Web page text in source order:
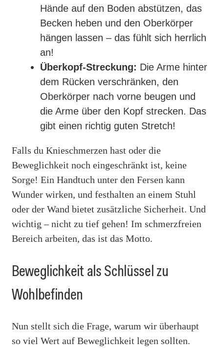
Hände auf den Boden abstützen, das
Becken heben und den Oberkörper
hängen lassen – das fühlt sich herrlich
an!
Überkopf-Streckung: Die Arme hinter
dem Rücken verschränken, den
Oberkörper nach vorne beugen und
die Arme über den Kopf strecken. Das
gibt einen richtig guten Stretch!
Falls du Knieschmerzen hast oder die
Beweglichkeit noch eingeschränkt ist, keine
Sorge! Ein Handtuch unter den Fersen kann
Wunder wirken, und festhalten an einem Stuhl
oder der Wand bietet zusätzliche Sicherheit. Und
wichtig – nicht zu tief gehen! Im schmerzfreien
Bereich arbeiten, das ist das Motto.
Beweglichkeit als Schlüssel zu
Wohlbefinden
Nun stellt sich die Frage, warum wir überhaupt
so viel Wert auf Beweglichkeit legen sollten.